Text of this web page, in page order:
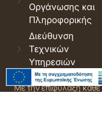
Οργάνωσης και
Πληροφορικής
Διεύθυνση
Τεχνικών
Υπηρεσιών
© 2026 Δήμος Δράμας.
Με την επιφύλαξη κάθε